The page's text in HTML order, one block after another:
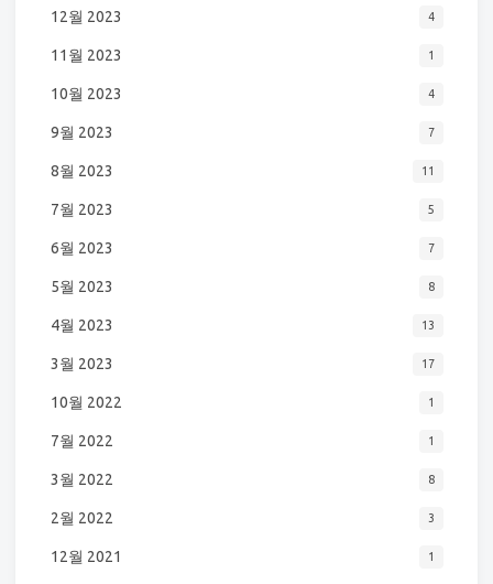
12월 2023 4
11월 2023 1
10월 2023 4
9월 2023 7
8월 2023 11
7월 2023 5
6월 2023 7
5월 2023 8
4월 2023 13
3월 2023 17
10월 2022 1
7월 2022 1
3월 2022 8
2월 2022 3
12월 2021 1